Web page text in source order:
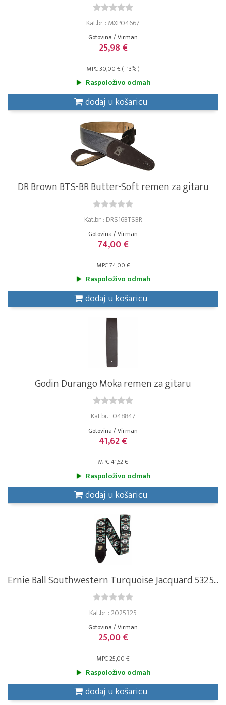
Kat.br. : MXP04667
Gotovina / Virman
25,98 €
MPC 30,00 € ( -13% )
Raspoloživo odmah
dodaj u košaricu
DR Brown BTS-BR Butter-Soft remen za gitaru
Kat.br. : DRS16BTSBR
Gotovina / Virman
74,00 €
MPC 74,00 €
Raspoloživo odmah
dodaj u košaricu
Godin Durango Moka remen za gitaru
Kat.br. : 048847
Gotovina / Virman
41,62 €
MPC 41,62 €
Raspoloživo odmah
dodaj u košaricu
Ernie Ball Southwestern Turquoise Jacquard 5325...
Kat.br. : 2025325
Gotovina / Virman
25,00 €
MPC 25,00 €
Raspoloživo odmah
dodaj u košaricu